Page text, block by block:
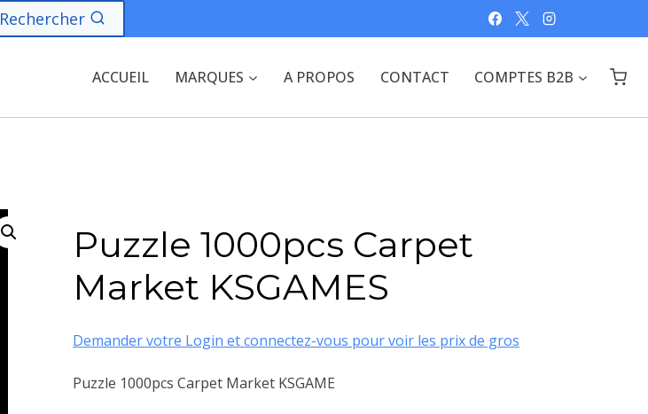
Rechercher
ACCUEIL MARQUES A PROPOS CONTACT COMPTES B2B
Puzzle 1000pcs Carpet
Market KSGAMES
Demander votre Login et connectez-vous pour voir les prix de gros
Puzzle 1000pcs Carpet Market KSGAME